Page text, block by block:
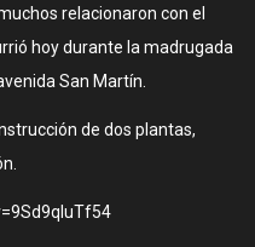
relacionaron con el
hoy durante la madrugada
San Martín.
de dos plantas,